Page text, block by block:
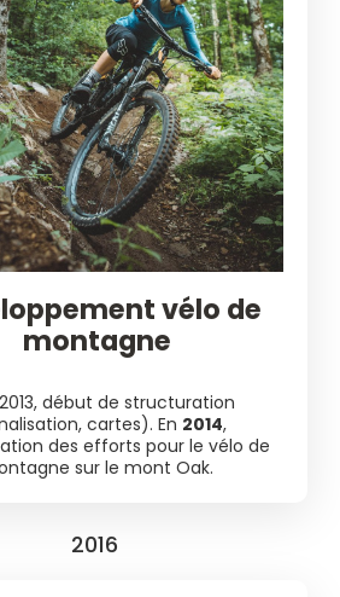
vélo de
montagne
début de structuration
cartes). En 2014,
des efforts pour le vélo de
sur le mont Oak.
2016